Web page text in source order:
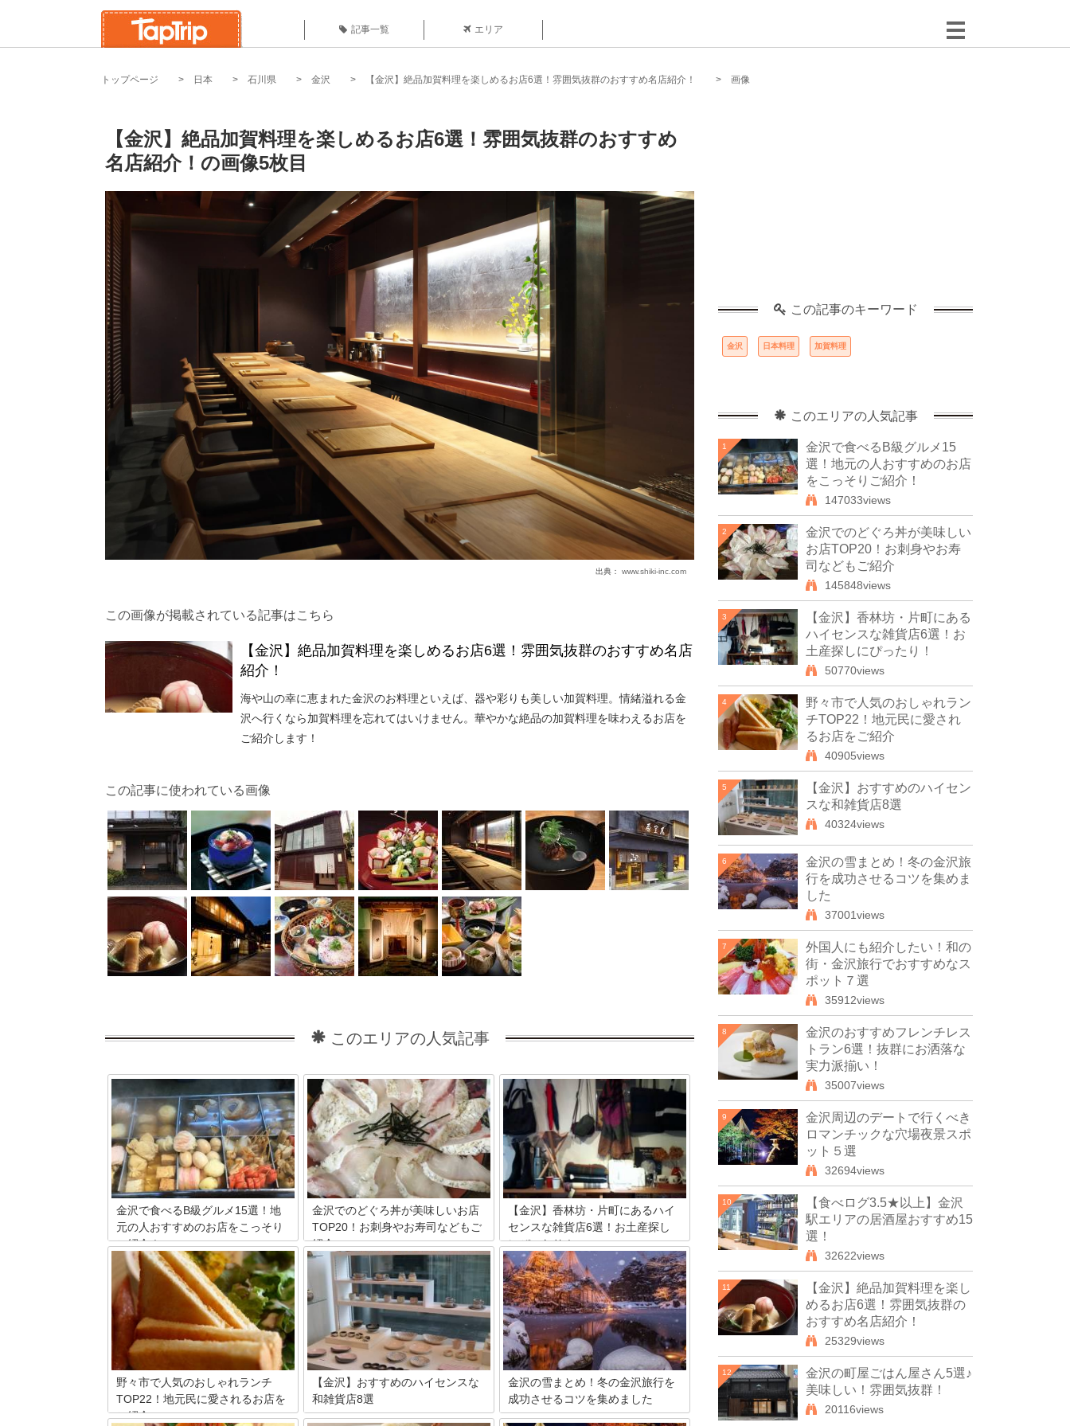
記事一覧 エリア
トップページ 日本 石川県 金沢 【金沢】絶品加賀料理を楽しめるお店6選！雰囲気抜群のおすすめ名店紹介！ 画像
【金沢】絶品加賀料理を楽しめるお店6選！雰囲気抜群のおすすめ
名店紹介！の画像5枚目
出典： www.shiki-inc.com
この画像が掲載されている記事はこちら
【金沢】絶品加賀料理を楽しめるお店6選！雰囲気抜群のおすすめ名店
紹介！
海や山の幸に恵まれた金沢のお料理といえば、器や彩りも美しい加賀料理。情緒溢れる金
沢へ行くなら加賀料理を忘れてはいけません。華やかな絶品の加賀料理を味わえるお店を
ご紹介します！
この記事に使われている画像
このエリアの人気記事
金沢で食べるB級グルメ15選！地
元の人おすすめのお店をこっそり
ご紹介！
金沢の人たちがソウルフードと呼ぶよう
なB級グルメをたらふく食べてみません
か？金沢カレーに金沢ラーメン、ホワイ
ト餃子など安いのにボリューム満点で美
味しいコスパ◎な庶民派B級グルメが盛
り沢山。おすすめしたい名店を耳元でこ
っそりご紹介！金沢B級グルメの世界へ
おいであそばせ。
金沢でのどぐろ丼が美味しいお店
TOP20！お刺身やお寿司などもご
紹介
北陸随一の都会・金沢。北陸新幹線が開
通してからはより便利に行けるようにな
りました。そして季節関係なく食べられ
る高級魚のどくろは大人気。いろんな食
べ方がある中でも、特にのどくろ丼は豪
快に味わえます。そんなのどくろが美味
しく食べられる名店を20か所厳選。わか
りやすいランキング形式で紹介します。
【金沢】香林坊・片町にあるハイ
センスな雑貨店6選！お土産探し
にぴったり！
石川県金沢市といえば、東京-金沢間を結
ぶ北陸新幹線が開通し、ますます人気の
観光地。歴史がある都市で、伝統工芸な
どのイメージが強いと思いますが、実は
とてもおしゃれでハイセンスな雑貨屋さ
んが多いんですよ。今回は、せせらぎ通
りと新竪町通りにある雑貨屋さんを厳選
して6軒ご紹介します。
野々市で人気のおしゃれランチ
TOP22！地元民に愛されるお店を
ご紹介
【金沢】おすすめのハイセンスな
和雑貨店8選
金沢には古くから伝わる伝統工芸があ
金沢の雪まとめ！冬の金沢旅行を
成功させるコツを集めました
豪雪地帯で知られる金沢。雪景色が美し
この記事のキーワード
金沢 日本料理 加賀料理
このエリアの人気記事
1
金沢で食べるB級グルメ15
選！地元の人おすすめのお店
をこっそりご紹介！
147033views
2
金沢でのどぐろ丼が美味しい
お店TOP20！お刺身やお寿
司などもご紹介
145848views
3
【金沢】香林坊・片町にある
ハイセンスな雑貨店6選！お
土産探しにぴったり！
50770views
4
野々市で人気のおしゃれラン
チTOP22！地元民に愛され
るお店をご紹介
40905views
5
【金沢】おすすめのハイセン
スな和雑貨店8選
40324views
6
金沢の雪まとめ！冬の金沢旅
行を成功させるコツを集めま
した
37001views
7
外国人にも紹介したい！和の
街・金沢旅行でおすすめなス
ポット７選
35912views
8
金沢のおすすめフレンチレス
トラン6選！抜群にお洒落な
実力派揃い！
35007views
9
金沢周辺のデートで行くべき
ロマンチックな穴場夜景スポ
ット５選
32694views
10
【食べログ3.5★以上】金沢
駅エリアの居酒屋おすすめ15
選！
32622views
11
【金沢】絶品加賀料理を楽し
めるお店6選！雰囲気抜群の
おすすめ名店紹介！
25329views
12
金沢の町屋ごはん屋さん5選♪
美味しい！雰囲気抜群！
20116views